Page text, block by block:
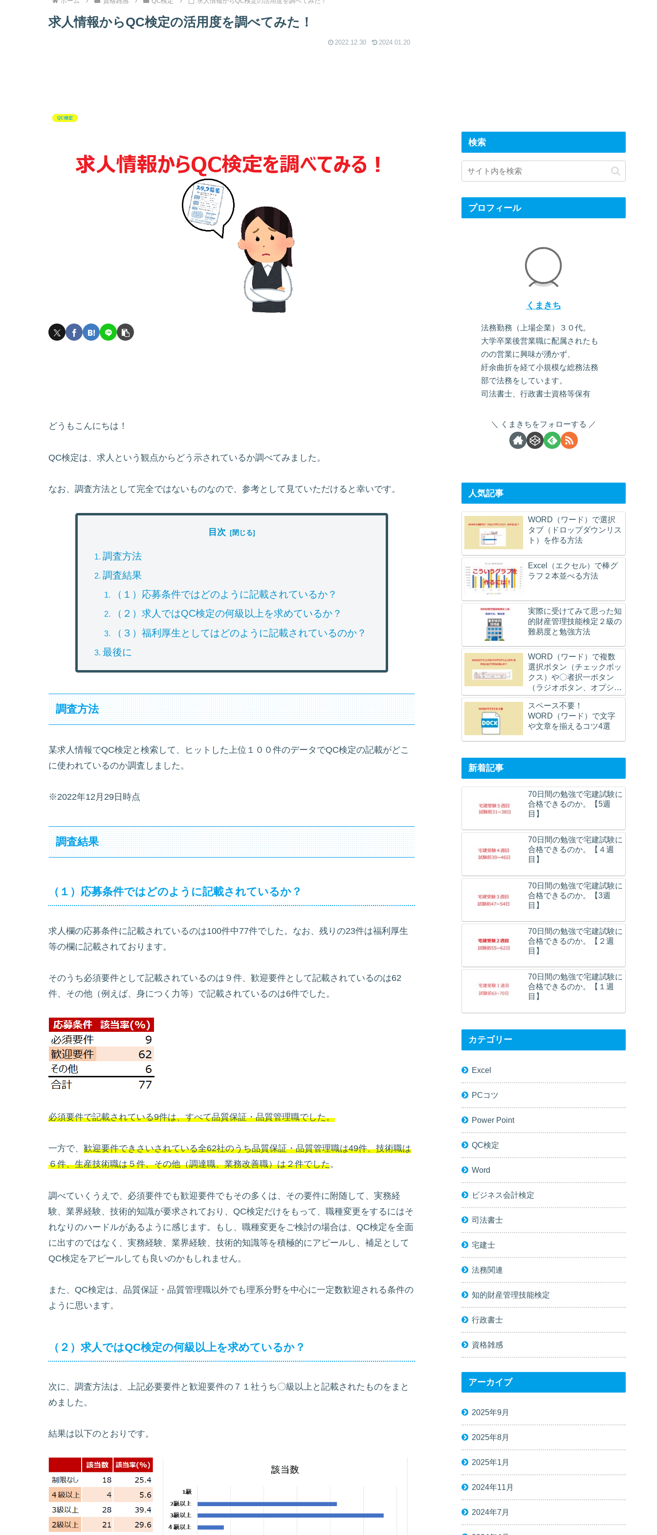
求人情報からQC検定の活用度を調べてみた！
2022.12.30 2024.01.20
QC検定
どうもこんにちは！
QC検定は、求人という観点からどう示されているか調べてみました。
なお、調査方法として完全ではないものなので、参考として見ていただけると幸いです。
目次
調査方法
調査結果
（１）応募条件ではどのように記載されているか？
（２）求人ではQC検定の何級以上を求めているか？
（３）福利厚生としてはどのように記載されているのか？
最後に
調査方法
某求人情報でQC検定と検索して、ヒットした上位１００件のデータでQC検定の記載がどこ
に使われているのか調査しました。
※2022年12月29日時点
調査結果
（１）応募条件ではどのように記載されているか？
求人欄の応募条件に記載されているのは100件中77件でした。なお、残りの23件は福利厚生
等の欄に記載されております。
そのうち必須要件として記載されているのは９件、歓迎要件として記載されているのは62
件、その他（例えば、身につく力等）で記載されているのは6件でした。
必須要件で記載されている9件は、すべて品質保証・品質管理職でした。
一方で、 歓迎要件できさいされている全62社のうち品質保証・品質管理職は49件、技術職は
６件、生産技術職は５件、その他（調達職、業務改善職）は２件でした。
調べていくうえで、必須要件でも歓迎要件でもその多くは、その要件に附随して、実務経
験、業界経験、技術的知識が要求されており、QC検定だけをもって、職種変更をするにはそ
れなりのハードルがあるように感じます。もし、職種変更をご検討の場合は、QC検定を全面
に出すのではなく、実務経験、業界経験、技術的知識等を積極的にアピールし、補足として
QC検定をアピールしても良いのかもしれません。
また、QC検定は、品質保証・品質管理職以外でも理系分野を中心に一定数歓迎される条件の
ように思います。
（２）求人ではQC検定の何級以上を求めているか？
次に、調査方法は、上記必要要件と歓迎要件の７１社うち〇級以上と記載されたものをまと
めました。
結果は以下のとおりです。
検索
プロフィール
くまきち
法務勤務（上場企業）３０代。
大学卒業後営業職に配属されたも
のの営業に興味が湧かず、
紆余曲折を経て小規模な総務法務
部で法務をしています。
司法書士、行政書士資格等保有
くまきちをフォローする
人気記事
WORD（ワード）で選択
タブ（ドロップダウンリス
ト）を作る方法
Excel（エクセル）で棒グ
ラフ２本並べる方法
実際に受けてみて思った知
的財産管理技能検定２級の
難易度と勉強方法
WORD（ワード）で複数
選択ボタン（チェックボッ
クス）や〇者択一ボタン
（ラジオボタン、オプショ
ンボタン）を作るにはどう
すれば良いのか？
スペース不要！
WORD（ワード）で文字
や文章を揃えるコツ4選
新着記事
70日間の勉強で宅建試験に
合格できるのか。【5週
目】
70日間の勉強で宅建試験に
合格できるのか。【４週
目】
70日間の勉強で宅建試験に
合格できるのか。【3週
目】
70日間の勉強で宅建試験に
合格できるのか。【２週
目】
70日間の勉強で宅建試験に
合格できるのか。【１週
目】
カテゴリー
Excel
PCコツ
Power Point
QC検定
Word
ビジネス会計検定
司法書士
宅建士
法務関連
知的財産管理技能検定
行政書士
資格雑感
アーカイブ
2025年9月
2025年8月
2025年1月
2024年11月
2024年7月